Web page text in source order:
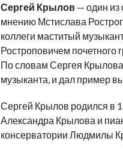
Сергей Крылов— один из
мнению Мстислава
коллеги маститый
Ростроповичем почетного
По словам Сергея
музыканта, и дал пример
Сергей Крылов родился в
Александра Крылова и
консерватории Людмилы